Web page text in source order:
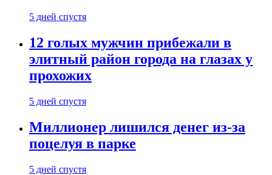
5 дней спустя
12 голых мужчин прибежали в
элитный район города на глазах у
прохожих
5 дней спустя
Миллионер лишился денег из-за
поцелуя в парке
5 дней спустя